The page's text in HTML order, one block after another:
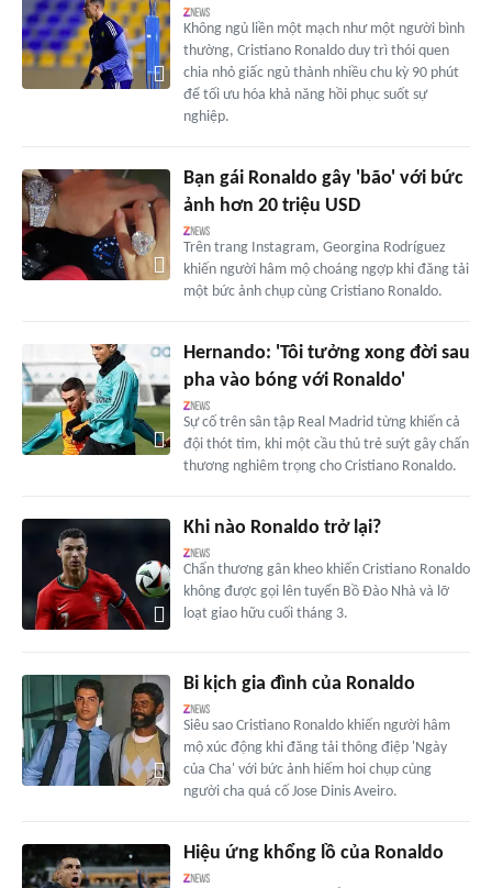
Không ngủ liền một mạch như một người bình
thường, Cristiano Ronaldo duy trì thói quen
chia nhỏ giấc ngủ thành nhiều chu kỳ 90 phút
để tối ưu hóa khả năng hồi phục suốt sự
nghiệp.
Bạn gái Ronaldo gây 'bão' với bức
ảnh hơn 20 triệu USD
Trên trang Instagram, Georgina Rodríguez
khiến người hâm mộ choáng ngợp khi đăng tải
một bức ảnh chụp cùng Cristiano Ronaldo.
Hernando: 'Tôi tưởng xong đời sau
pha vào bóng với Ronaldo'
Sự cố trên sân tập Real Madrid từng khiến cả
đội thót tim, khi một cầu thủ trẻ suýt gây chấn
thương nghiêm trọng cho Cristiano Ronaldo.
Khi nào Ronaldo trở lại?
Chấn thương gân kheo khiến Cristiano Ronaldo
không được gọi lên tuyển Bồ Đào Nhà và lỡ
loạt giao hữu cuối tháng 3.
Bi kịch gia đình của Ronaldo
Siêu sao Cristiano Ronaldo khiến người hâm
mộ xúc động khi đăng tải thông điệp 'Ngày
của Cha' với bức ảnh hiếm hoi chụp cùng
người cha quá cố Jose Dinis Aveiro.
Hiệu ứng khổng lồ của Ronaldo